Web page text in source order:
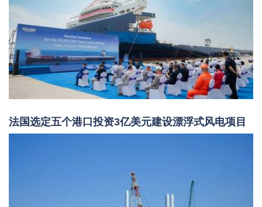
法国选定五个港口投资3亿美元建设漂浮式风电项目